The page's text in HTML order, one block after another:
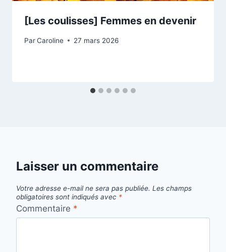
[Les coulisses] Femmes en devenir
ParCaroline 27 mars 2026
Laisser un commentaire
Votre adresse e-mail ne sera pas publiée. Les champs
obligatoires sont indiqués avec *
Commentaire *